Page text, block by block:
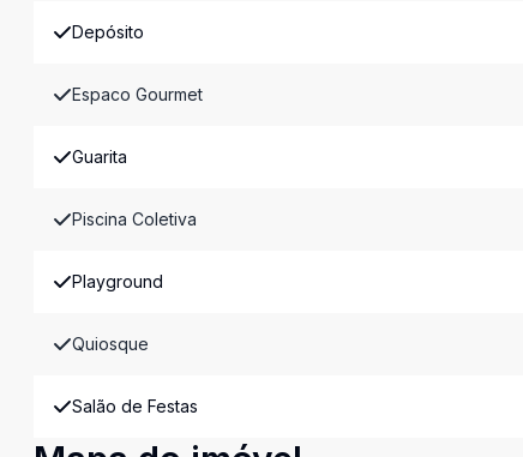
Depósito
Espaco Gourmet
Guarita
Piscina Coletiva
Playground
Quiosque
Salão de Festas